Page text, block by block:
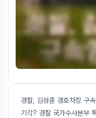
경찰, 김성훈 경호차장 구
기각? 경찰 국가수사본부